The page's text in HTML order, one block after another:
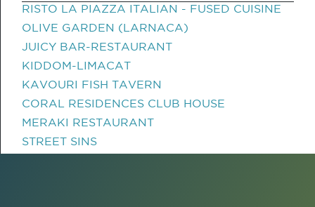
RISTO LA PIAZZA ITALIAN - FUSED CUISINE
OLIVE GARDEN (LARNACA)
JUICY BAR-RESTAURANT
KIDDOM-LIMACAT
KAVOURI FISH TAVERN
CORAL RESIDENCES CLUB HOUSE
MERAKI RESTAURANT
STREET SINS